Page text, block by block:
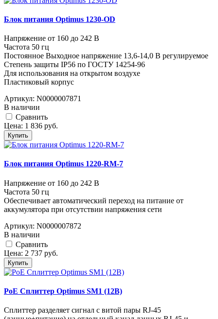
Блок питания Optimus 1230-OD
Напряжение от 160 до 242 В
Частота 50 гц
Постоянное Выходное напряжение 13,6-14,0 В регулируемое
Степень защиты IP56 по ГОСТУ 14254-96
Для использования на открытом воздухе
Пластиковый корпус
Артикул: N0000007871
В наличии
Cравнить
Цена: 1 836 руб.
Купить
Блок питания Optimus 1220-RM-7
Напряжение от 160 до 242 В
Частота 50 гц
Обеспечивает автоматический переход на питание от
аккумулятора при отсутствии напряжения сети
Артикул: N0000007872
В наличии
Cравнить
Цена: 2 737 руб.
Купить
PoE Сплиттер Optimus SM1 (12B)
Сплиттер разделяет сигнал с витой пары RJ-45